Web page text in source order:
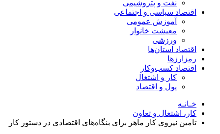
نفت و پتروشیمی
اقتصاد سیاسی و اجتماعی
آموزش عمومی
معیشت خانوار
ورزشی
اقتصاد استان‌ها
رمزارزها
اقتصاد کسب‌و‌کار
کار و اشتغال
پول و اقتصاد
خـانـه
کار، اشتغال و تعاون
تامین نیروی کار ماهر برای بنگاه‌های اقتصادی در دستور کار